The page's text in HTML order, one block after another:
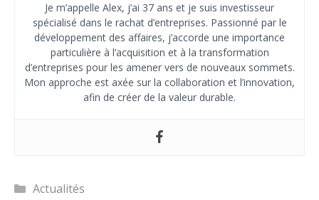
Je m’appelle Alex, j’ai 37 ans et je suis investisseur
spécialisé dans le rachat d’entreprises. Passionné par le
développement des affaires, j’accorde une importance
particulière à l’acquisition et à la transformation
d’entreprises pour les amener vers de nouveaux sommets.
Mon approche est axée sur la collaboration et l’innovation,
afin de créer de la valeur durable.
Catégories
Actualités